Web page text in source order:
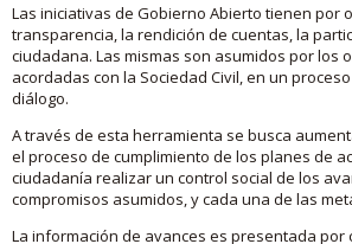
Las iniciativas de Gobierno Abierto tienen por
transparencia, la rendición de cuentas, la
ciudadana. Las mismas son asumidos por los
acordadas con la Sociedad Civil, en un
diálogo.
A través de esta herramienta se busca
el proceso de cumplimiento de los planes de
ciudadanía realizar un control social de los
compromisos asumidos, y cada una de las
La información de avances es presentada por